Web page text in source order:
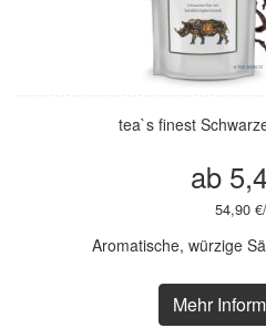
tea`s finest
ab
54,90
Aromatische, würzige
Mehr